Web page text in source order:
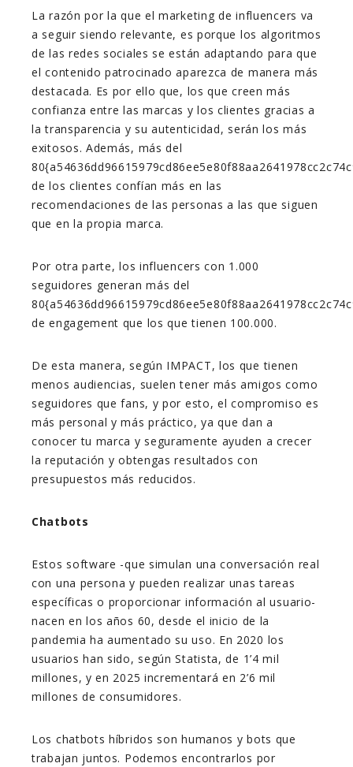
La razón por la que el marketing de influencers va
a seguir siendo relevante, es porque los algoritmos
de las redes sociales se están adaptando para que
el contenido patrocinado aparezca de manera más
destacada. Es por ello que, los que creen más
confianza entre las marcas y los clientes gracias a
la transparencia y su autenticidad, serán los más
exitosos. Además, más del
de los clientes confían más en las
recomendaciones de las personas a las que siguen
que en la propia marca.
Por otra parte, los influencers con 1.000
seguidores generan más del
de engagement que los que tienen 100.000.
De esta manera, según IMPACT, los que tienen
menos audiencias, suelen tener más amigos como
seguidores que fans, y por esto, el compromiso es
más personal y más práctico, ya que dan a
conocer tu marca y seguramente ayuden a crecer
la reputación y obtengas resultados con
presupuestos más reducidos.
Chatbots
Estos software -que simulan una conversación real
con una persona y pueden realizar unas tareas
específicas o proporcionar información al usuario-
nacen en los años 60, desde el inicio de la
pandemia ha aumentado su uso. En 2020 los
usuarios han sido, según Statista, de 1’4 mil
millones, y en 2025 incrementará en 2’6 mil
millones de consumidores.
Los chatbots híbridos son humanos y bots que
trabajan juntos. Podemos encontrarlos por